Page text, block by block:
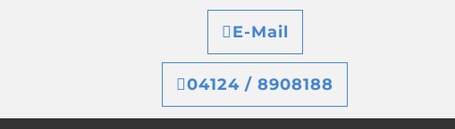
Löschen von Cookies
E-Mail
04124 / 8908188